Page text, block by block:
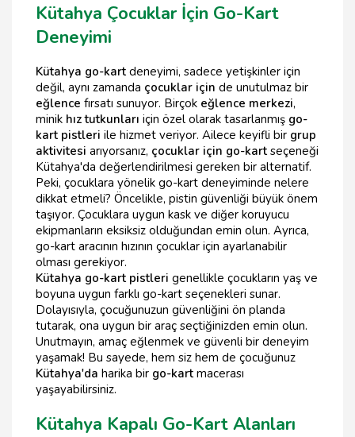
Kütahya Çocuklar İçin Go-Kart
Deneyimi
Kütahya go-kart deneyimi, sadece yetişkinler için
değil, aynı zamanda çocuklar için de unutulmaz bir
eğlence fırsatı sunuyor. Birçok eğlence merkezi,
minik hız tutkunları için özel olarak tasarlanmış go-
kart pistleri ile hizmet veriyor. Ailece keyifli bir grup
aktivitesi arıyorsanız, çocuklar için go-kart seçeneği
Kütahya'da değerlendirilmesi gereken bir alternatif.
Peki, çocuklara yönelik go-kart deneyiminde nelere
dikkat etmeli? Öncelikle, pistin güvenliği büyük önem
taşıyor. Çocuklara uygun kask ve diğer koruyucu
ekipmanların eksiksiz olduğundan emin olun. Ayrıca,
go-kart aracının hızının çocuklar için ayarlanabilir
olması gerekiyor.
Kütahya go-kart pistleri genellikle çocukların yaş ve
boyuna uygun farklı go-kart seçenekleri sunar.
Dolayısıyla, çocuğunuzun güvenliğini ön planda
tutarak, ona uygun bir araç seçtiğinizden emin olun.
Unutmayın, amaç eğlenmek ve güvenli bir deneyim
yaşamak! Bu sayede, hem siz hem de çocuğunuz
Kütahya'da harika bir go-kart macerası
yaşayabilirsiniz.
Kütahya Kapalı Go-Kart Alanları